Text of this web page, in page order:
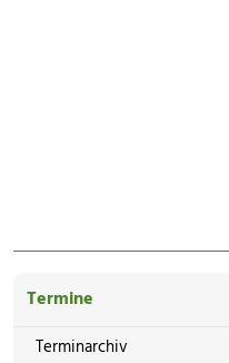
Termine
Terminarchiv